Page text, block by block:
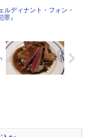
ルディナント・フォン・
罪』